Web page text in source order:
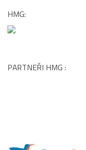
HMG:
PARTNEŘI HMG :